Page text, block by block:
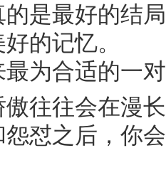
是最好的结
的记忆。
为合适的一
往往会在漫
怼之后，你